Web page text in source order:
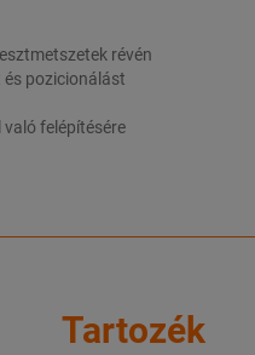
révén
és pozicionálást
felépítésére
Tartozék